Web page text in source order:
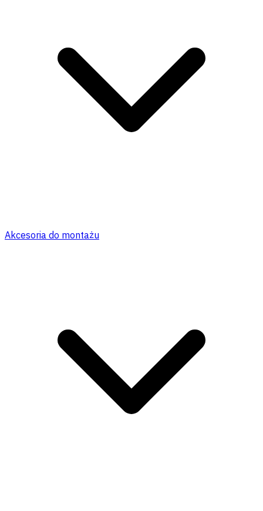
Akcesoria do montażu